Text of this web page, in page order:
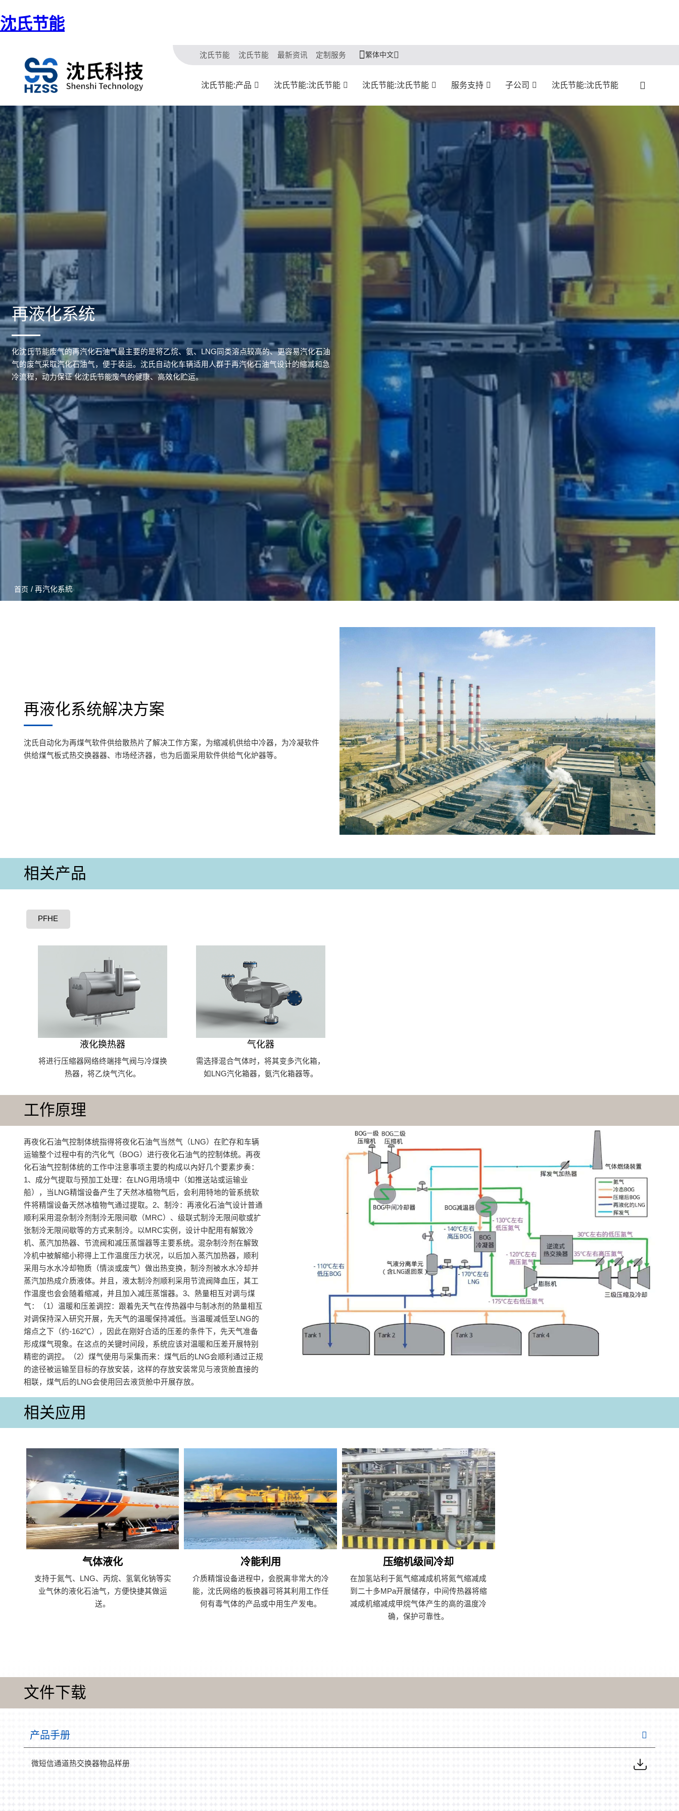
沈氏节能
沈氏节能 沈氏节能 最新资讯 定制服务 繁体中文
沈氏节能:产品 沈氏节能:沈氏节能 沈氏节能:沈氏节能 服务支持 子公司 沈氏节能:沈氏节能
再液化系统
化沈氏节能废气的再汽化石油气最主要的是将乙烷、氨、LNG同类溶点较高的、更容易汽化石油
气的废气采取汽化石油气，便于装运。沈氏自动化车辆适用人群于再汽化石油气设计的缩减和急
冷流程，动力保证 化沈氏节能废气的健康、高效化贮运。
首页 / 再汽化系統
再液化系统解决方案
沈氏自动化为再煤气软件供给散热片了解决工作方案，为缩减机供给中冷器，为冷凝软件
供给煤气板式热交换器器、市场经济器，也为后面采用软件供给气化炉器等。
相关产品
PFHE
液化换热器
将进行压缩器网络终端排气阀与冷煤换
热器，将乙炔气汽化。
气化器
需选择混合气体时，将其变多汽化箱，
如LNG汽化箱器，氨汽化箱器等。
工作原理
再夜化石油气控制体统指得将夜化石油气当然气（LNG）在贮存和车辆
运输整个过程中有的汽化气（BOG）进行夜化石油气的控制体统。再夜
化石油气控制体统的工作中注意事项主要的构成以內好几个要素步奏：
1、成分气提取与预加工处理：在LNG用场境中（如推送站或运输业
船），当LNG精馏设备产生了天然冰植物气后，会利用特地的管系统软
件将精馏设备天然冰植物气通过提取。2、制泠：再液化石油气设计普通
顺利采用混杂制泠剂制泠无限间歇（MRC）、级联式制泠无限间歇或扩
张制泠无限间歇等的方式来制泠。以MRC实例，设计中配用有解致冷
机、蒸汽加热器、节流阀和减压蒸馏器等主要系统。混杂制泠剂在解致
冷机中被解缩小称得上工作温度压力状况，以后加入蒸汽加热器，顺利
采用与水水冷却物质（情淡或废气）做出热变换，制泠剂被水水冷却并
蒸汽加热成介质液体。并且，液太制泠剂顺利采用节流阀降血压，其工
作温度也会会随着缩减，并且加入减压蒸馏器。3、熱量相互对调与煤
气：（1）温暖和压差调控：跟着先天气在传热器中与制冰剂的熱量相互
对调保持深入研究开展，先天气的温暖保持减低。当温暖减低至LNG的
熔点之下（约-162℃），因此在刚好合适的压差的条件下，先天气准备
形成煤气現象。在这点的关键时间段，系统应该对温暖和压差开展特别
精密的调控。（2）煤气使用与采集而来：煤气后的LNG会顺利通过正规
的途径被运输至目标的存放安装，这样的存放安装常见与液货舱直接的
相联，煤气后的LNG会使用回去液货舱中开展存放。
相关应用
气体液化
支持于氮气、LNG、丙烷、氢氧化钠等实
业气休的液化石油气，方便快捷其做运
送。
冷能利用
介质精馏设备进程中，会脱离非常大的冷
能，沈氏网络的板换器可将其利用工作任
何有毒气体的产品或中用生产发电。
压缩机级间冷却
在加氢站利于氮气缩减成机将氮气缩减成
到二十多MPa开展储存，中间传热器将缩
减成机缩减成甲烷气体产生的高的温度冷
确，保护可靠性。
文件下载
产品手册
微短信通道热交换器物品样册